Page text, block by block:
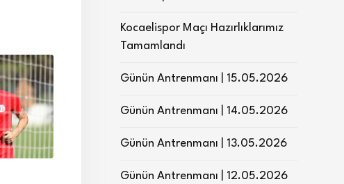
Kocaelispor Maçı Hazırlıklarımız
Tamamlandı
Günün Antrenmanı | 15.05.2026
Günün Antrenmanı | 14.05.2026
Günün Antrenmanı | 13.05.2026
Günün Antrenmanı | 12.05.2026